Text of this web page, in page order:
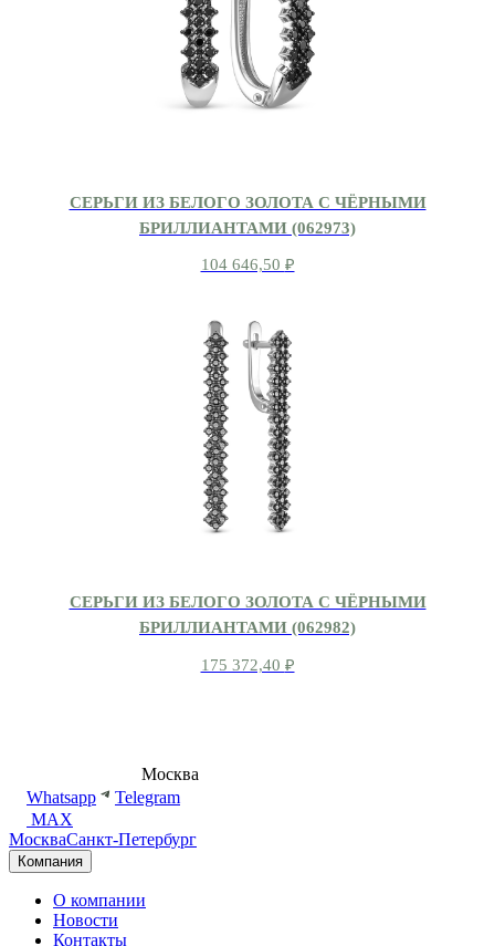
СЕРЬГИ ИЗ БЕЛОГО ЗОЛОТА С ЧЁРНЫМИ
БРИЛЛИАНТАМИ (062973)
104 646,50 ₽
СЕРЬГИ ИЗ БЕЛОГО ЗОЛОТА С ЧЁРНЫМИ
БРИЛЛИАНТАМИ (062982)
175 372,40 ₽
Москва
Whatsapp
Telegram
MAX
МоскваСанкт-Петербург
Компания
О компании
Новости
Контакты